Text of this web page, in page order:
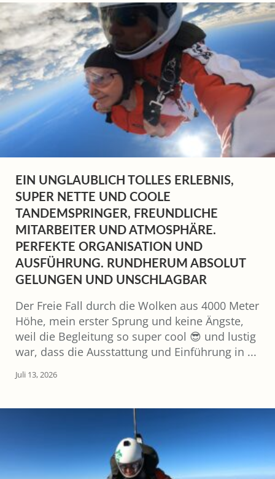
EIN UNGLAUBLICH TOLLES ERLEBNIS,
SUPER NETTE UND COOLE
TANDEMSPRINGER, FREUNDLICHE
MITARBEITER UND ATMOSPHÄRE.
PERFEKTE ORGANISATION UND
AUSFÜHRUNG. RUNDHERUM ABSOLUT
GELUNGEN UND UNSCHLAGBAR
Der Freie Fall durch die Wolken aus 4000 Meter
Höhe, mein erster Sprung und keine Ängste,
weil die Begleitung so super cool 😎 und lustig
war, dass die Ausstattung und Einführung in ...
Juli 13, 2026